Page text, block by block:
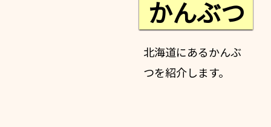
かんぶつ
北海道にあるかんぶ
つを紹介します。